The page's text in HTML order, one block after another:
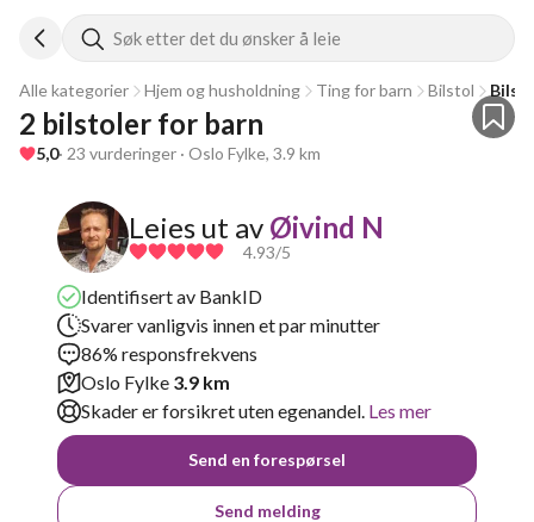
Søk etter det du ønsker å leie
Alle kategorier Hjem og husholdning Ting for barn Bilstol
2 bilstoler for barn
5,0· 23 vurderinger · Oslo Fylke, 3.9 km
Leies ut av Øivind N
4.93/5
Identifisert av BankID
Svarer vanligvis innen et par minutter
86% responsfrekvens
Oslo Fylke 3.9 km
Skader er forsikret uten egenandel. Les mer
Send en forespørsel
Send melding